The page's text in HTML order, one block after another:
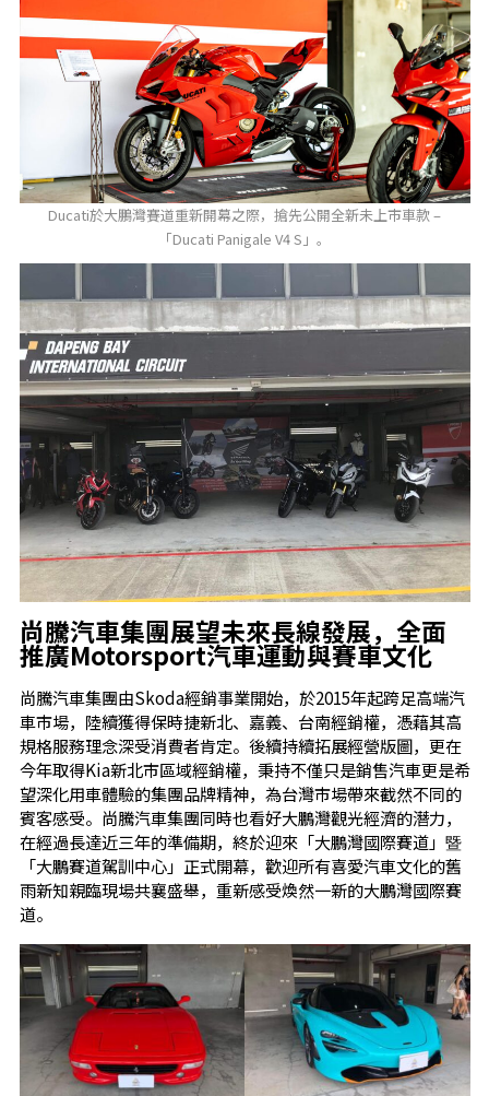
Ducati於大鵬灣賽道重新開幕之際，搶先公開全新未上市車款 –
「Ducati Panigale V4 S」。
尚騰汽車集團展望未來長線發展，全面
推廣Motorsport汽車運動與賽車文化
尚騰汽車集團由Skoda經銷事業開始，於2015年起跨足高端汽
車市場，陸續獲得保時捷新北、嘉義、台南經銷權，憑藉其高
規格服務理念深受消費者肯定。後續持續拓展經營版圖，更在
今年取得Kia新北市區域經銷權，秉持不僅只是銷售汽車更是希
望深化用車體驗的集團品牌精神，為台灣市場帶來截然不同的
賓客感受。尚騰汽車集團同時也看好大鵬灣觀光經濟的潛力，
在經過長達近三年的準備期，終於迎來「大鵬灣國際賽道」暨
「大鵬賽道駕訓中心」正式開幕，歡迎所有喜愛汽車文化的舊
雨新知親臨現場共襄盛舉，重新感受煥然一新的大鵬灣國際賽
道。